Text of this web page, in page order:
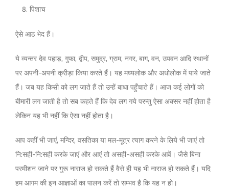
पिशाच
ऐसे आठ भेद हैं।
ये व्यन्तर देव पहाड़, गुफा, द्वीप, समुद्र, ग्राम, नगर, बाग, वन, उपवन आदि स्थानों
पर अपनी-अपनी क्रीड़ा किया करते हैं। यह मध्यलोक और अधोलोक में पाये जाते
हैं। जब यह किसी को लग जाते हैं तो उन्हें बाधा पहुँचाते हैं। आज कई लोगों को
बीमारी लग जाती है तो सब कहते हैं कि देव लग गये परन्तु ऐसा अक्सर नहीं होता है
लेकिन यह भी नहीं कि ऐसा नहीं होता है।
आप कहीं भी जाएं, मन्दिर, वसतिका या मल-मूत्र त्याग करने के लिये भी जाएं तो
नि:सही-नि:सही करके जाएं और आएं तो असही-असही करके आवें। जैसे बिना
परमीशन जाने पर गुरू नाराज हो सकते हैं वैसे ही यह भी नाराज हो सकते हैं। यदि
हम आगम की इन आज्ञाओं का पालन करें तो सम्भव है कि यह न हो।